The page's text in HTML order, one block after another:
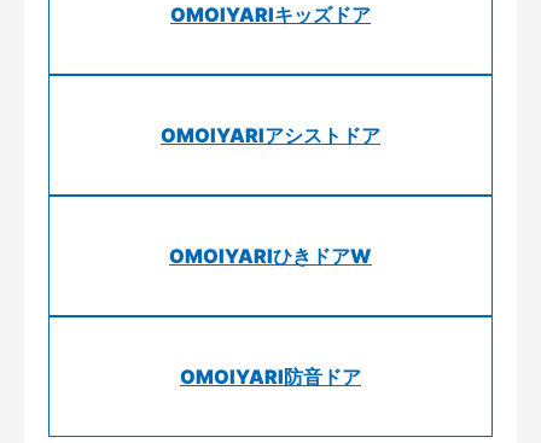
OMOIYARIキッズドア
OMOIYARIアシストドア
OMOIYARIひきドアW
OMOIYARI防音ドア